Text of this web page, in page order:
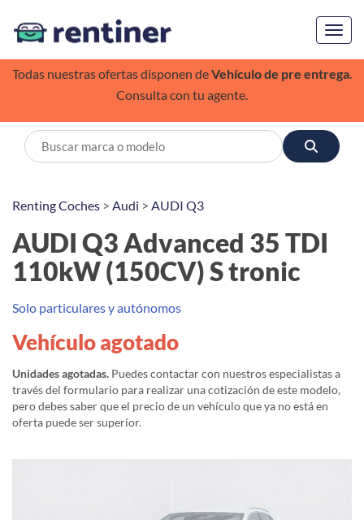
Todas nuestras ofertas disponen deVehículo de pre entrega.
Consulta con tu agente.
Renting Coches > Audi > AUDI Q3
AUDI Q3 Advanced 35 TDI
110kW (150CV) S tronic
Solo particulares y autónomos
Vehículo agotado
Unidades agotadas. Puedes contactar con nuestros especialistas a
través del formulario para realizar una cotización de este modelo,
pero debes saber que el precio de un vehículo que ya no está en
oferta puede ser superior.